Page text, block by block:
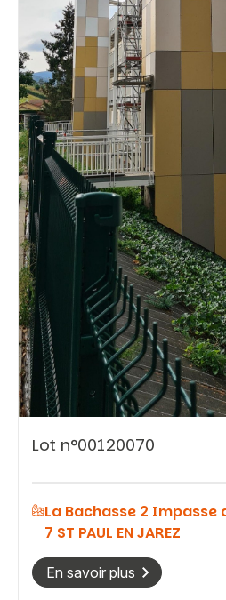
Vous recherchez&nbsp;:
Rechercher
Lot n°00120070
La Bachasse 2 Impasse
7 ST PAUL EN JAREZ
En savoir plus